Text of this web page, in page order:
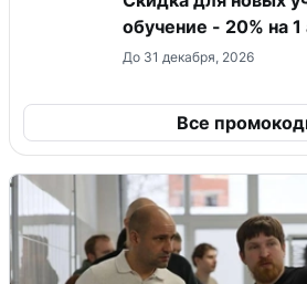
обучение - 20% на
До 31 декабря, 2026
Все